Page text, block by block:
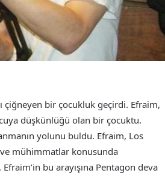
çiğneyen bir çocukluk geçirdi. Efraim,
düşkünlüğü olan bir çocuktu.
yolunu buldu. Efraim, Los
ve mühimmatlar konusunda
bu arayışına Pentagon deva